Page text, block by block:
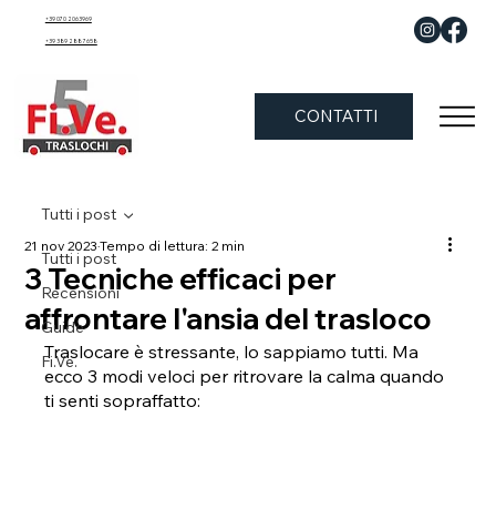
CONTATTI
+39 070 2063969
+39 389 288 7658
Tutti i post
Recensioni
Guide
Fi.Ve.
Tutti i post
3 Tecniche efficaci per
affrontare l'ansia del trasloco
21 nov 2023Tempo di lettura: 2 min
Traslocare è stressante, lo sappiamo tutti. Ma
ecco 3 modi veloci per ritrovare la calma quando
ti senti sopraffatto: